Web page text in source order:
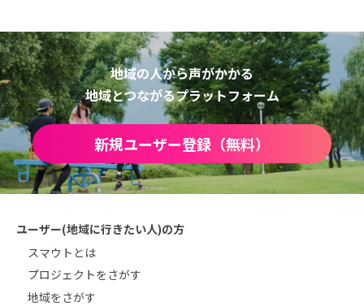
地域の人から声がかかる
地域とつながるプラットフォーム
新規ユーザー登録（無料）
ユーザー(地域に行きたい人)の方
スマウトとは
プロジェクトをさがす
地域をさがす